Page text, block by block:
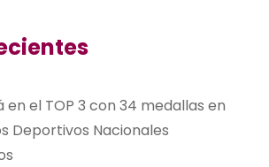
en el TOP 3 con 34 medallas en
Deportivos Nacionales